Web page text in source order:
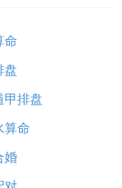
是阴阳交替的时
火炉中燃烧一
火一直在炉内燃
阳为木炭，所以
喜欢按情理去
命
盘
甲排盘
算命
婚